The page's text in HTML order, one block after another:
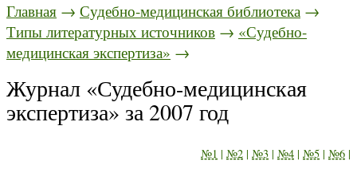
Главная → Судебно-медицинская библиотека →
Типы литературных источников → «Судебно-
медицинская экспертиза» →
Журнал «Судебно-медицинская
экспертиза» за 2007 год
№1 | №2 | №3 | №4 | №5 | №6 |